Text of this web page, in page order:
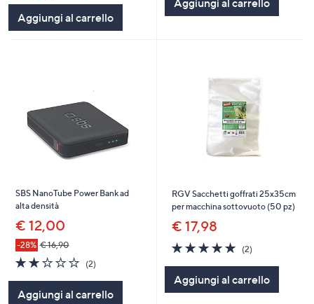
Stars
Aggiungi al carrello
Aggiungi al carrello
SBS NanoTube Power Bank ad
alta densità
€ 12,00
-28% € 16,90
2.0
of
Stars
(2)2
Aggiungi al carrello
RGV Sacchetti goffrati 25x35cm
per macchina sottovuoto (50 pz)
€ 17,98
5.0
of
Stars
(2)2
Aggiungi al carrello